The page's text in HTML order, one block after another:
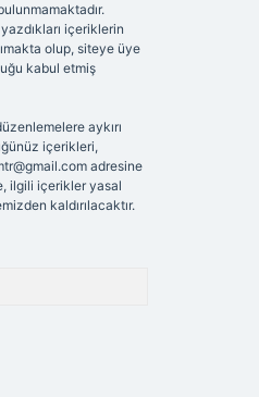
içeriklerin
olup, siteye üye
kabul etmiş
aykırı
içerikleri,
adresine
ilgili içerikler yasal
kaldırılacaktır.